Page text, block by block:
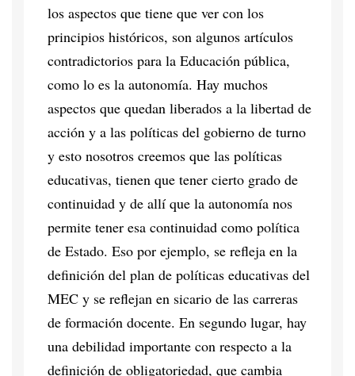
los aspectos que tiene que ver con los
principios históricos, son algunos artículos
contradictorios para la Educación pública,
como lo es la autonomía. Hay muchos
aspectos que quedan liberados a la libertad de
acción y a las políticas del gobierno de turno
y esto nosotros creemos que las políticas
educativas, tienen que tener cierto grado de
continuidad y de allí que la autonomía nos
permite tener esa continuidad como política
de Estado. Eso por ejemplo, se refleja en la
definición del plan de políticas educativas del
MEC y se reflejan en sicario de las carreras
de formación docente. En segundo lugar, hay
una debilidad importante con respecto a la
definición de obligatoriedad, que cambia